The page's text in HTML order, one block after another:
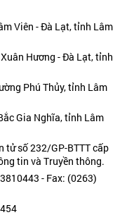
Viên - Đà Lạt, tỉnh Lâm
Hương - Đà Lạt, tỉnh
Phú Thủy, tỉnh Lâm
Gia Nghĩa, tỉnh Lâm
tử số 232/GP-BTTT cấp
tin và Truyền thông.
- Fax: (0263)